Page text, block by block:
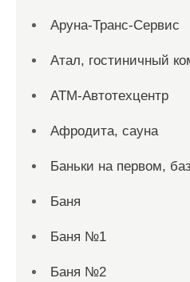
Аруна-Транс-Сервис
Атал, гостиничный
АТМ-Автотехцентр
Афродита, сауна
Баньки на первом,
Баня
Баня №1
Баня №2